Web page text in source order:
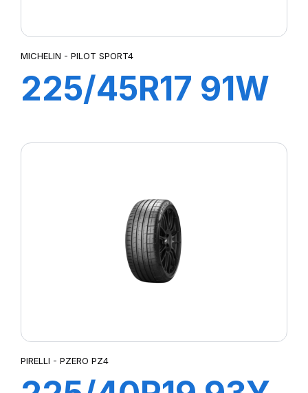
MICHELIN - PILOT SPORT4
225/45R17 91W
PIRELLI - PZERO PZ4